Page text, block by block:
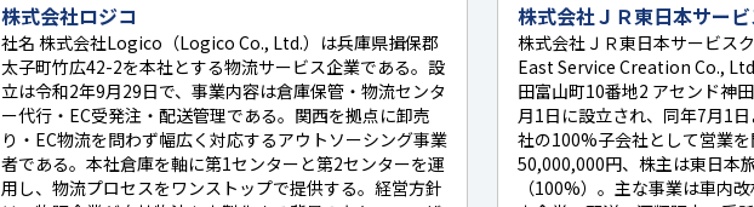
株式会社ロジコ
社名 株式会社Logico（Logico Co., Ltd.）は兵庫県揖保郡
太子町竹広42-2を本社とする物流サービス企業である。設
立は令和2年9月29日で、事業内容は倉庫保管・物流センタ
ー代行・EC受発注・配送管理である。関西を拠点に卸売
り・EC物流を問わず幅広く対応するアウトソーシング事業
者である。本社倉庫を軸に第1センターと第2センターを運
用し、物流プロセスをワンストップで提供する。経営方針
株式会社ＪＲ東日本サー
株式会社ＪＲ東日本サービス
East Service Creation Co.,
田富山町10番地2 アセンド神
月1日に設立され、同年7月1
社の100%子会社として営業
50,000,000円、株主は東日本
（100%）。主な事業は車内